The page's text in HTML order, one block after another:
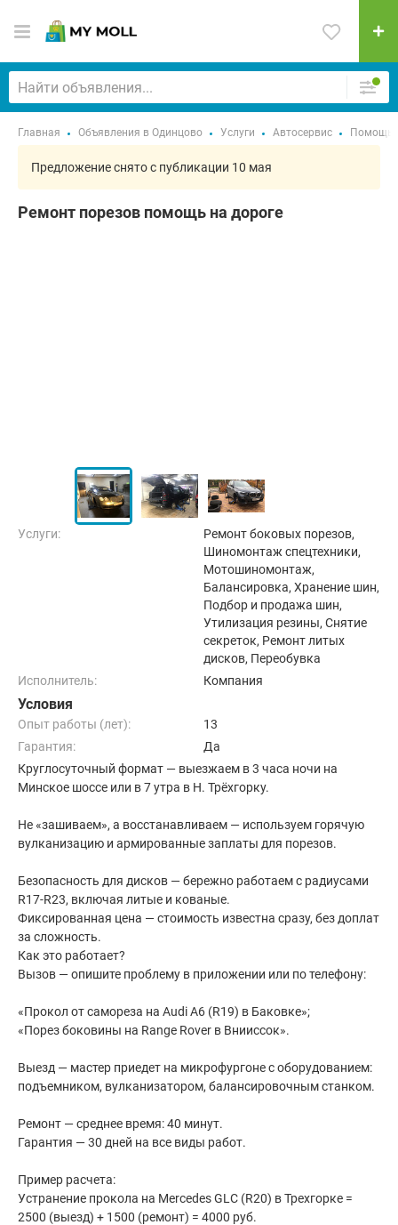
Главная Объявления в Одинцово Услуги Автосервис Помощь
Предложение снято с публикации 10 мая
Ремонт порезов помощь на дороге
Услуги:
Ремонт боковых порезов,
Шиномонтаж спецтехники,
Мотошиномонтаж,
Балансировка, Хранение шин,
Подбор и продажа шин,
Утилизация резины, Снятие
секреток, Ремонт литых
дисков, Переобувка
Исполнитель:
Компания
Условия
Опыт работы (лет):
13
Гарантия:
Да
Круглосуточный формат — выезжаем в 3 часа ночи на
Минское шоссе или в 7 утра в Н. Трёхгорку.
Не «зашиваем», а восстанавливаем — используем горячую
вулканизацию и армированные заплаты для порезов.
Безопасность для дисков — бережно работаем с радиусами
R17-R23, включая литые и кованые.
Фиксированная цена — стоимость известна сразу, без доплат
за сложность.
Как это работает?
Вызов — опишите проблему в приложении или по телефону:
«Прокол от самореза на Audi A6 (R19) в Баковке»;
«Порез боковины на Range Rover в Внииссок».
Выезд — мастер приедет на микрофургоне с оборудованием:
подъемником, вулканизатором, балансировочным станком.
Ремонт — среднее время: 40 минут.
Гарантия — 30 дней на все виды работ.
Пример расчета:
Устранение прокола на Mercedes GLC (R20) в Трехгорке =
2500 (выезд) + 1500 (ремонт) = 4000 руб.